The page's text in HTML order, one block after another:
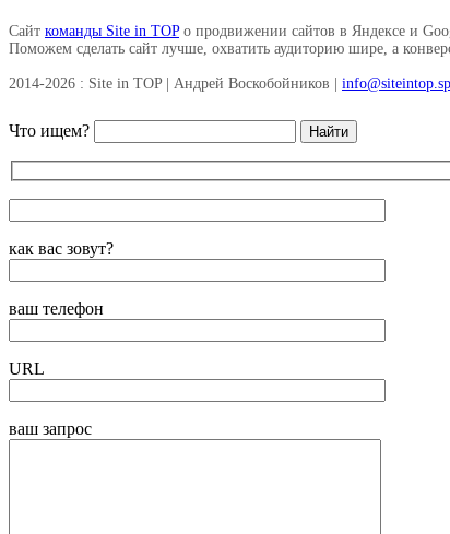
Сайт команды Site in TOPо продвижении сайтов в Яндексе и
Поможем сделать сайт лучше, охватить аудиторию шире, а
2014-2026 : Site in TOP | Андрей Воскобойников |
Что ищем?
как вас зовут?
ваш телефон
URL
ваш запрос